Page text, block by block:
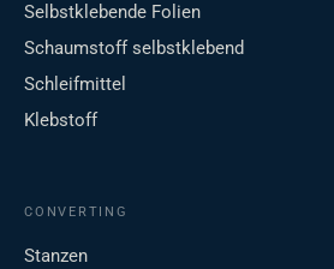
Selbstklebende Folien
Schaumstoff selbstklebend
Schleifmittel
Klebstoff
CONVERTING
Stanzen